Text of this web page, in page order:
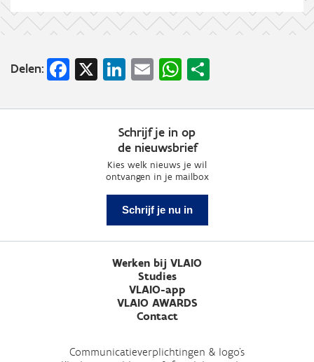
Delen: Facebook
X LinkedIn
EmailWhatsApp
Schrijf je in op
de nieuwsbrief
Kies welk nieuws je wil
ontvangen in je mailbox
Schrijf je nu in
Werken bij VLAIO
Studies
VLAIO-app
VLAIO AWARDS
Contact
Communicatieverplichtingen & logo's